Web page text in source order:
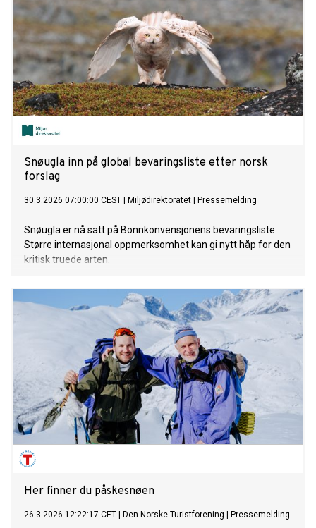
Snøugla inn på global bevaringsliste etter norsk
forslag
30.3.2026 07:00:00 CEST Miljødirektoratet Pressemelding
Snøugla er nå satt på Bonnkonvensjonens bevaringsliste.
Større internasjonal oppmerksomhet kan gi nytt håp for den
kritisk truede arten.
Her finner du påskesnøen
26.3.2026 12:22:17 CET Den Norske Turistforening Pressemelding